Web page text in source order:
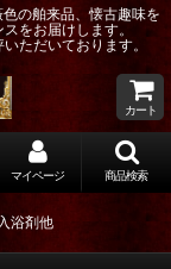
の舶来品、懐古趣味を
をお届けします。
ただいております。
カート
マイページ 商品検索
浴剤他